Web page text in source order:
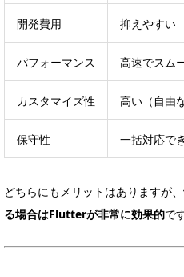
開発費用 抑えやすい
パフォーマンス 高速でスム
カスタマイズ性 高い（自由
保守性 一括対応で
どちらにもメリットはありますが、
る場合はFlutterが非常に効果的で